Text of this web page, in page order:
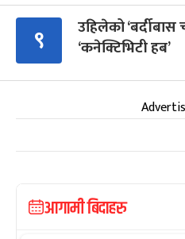
९
उहिलेको
‘कनेक्टिभिटी हब’
आगामी बिदाहरु